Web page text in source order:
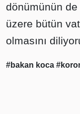
dönümünün
üzere bütün
olmasını
#bakan koca